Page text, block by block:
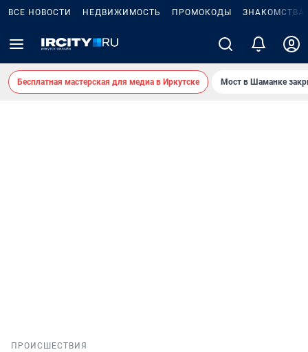
ВСЕ НОВОСТИ НЕДВИЖИМОСТЬ ПРОМОКОДЫ ЗНАКОМСТВА
Бесплатная мастерская для медиа в Иркутске Мост в Шаманке
ПРОИСШЕСТВИЯ